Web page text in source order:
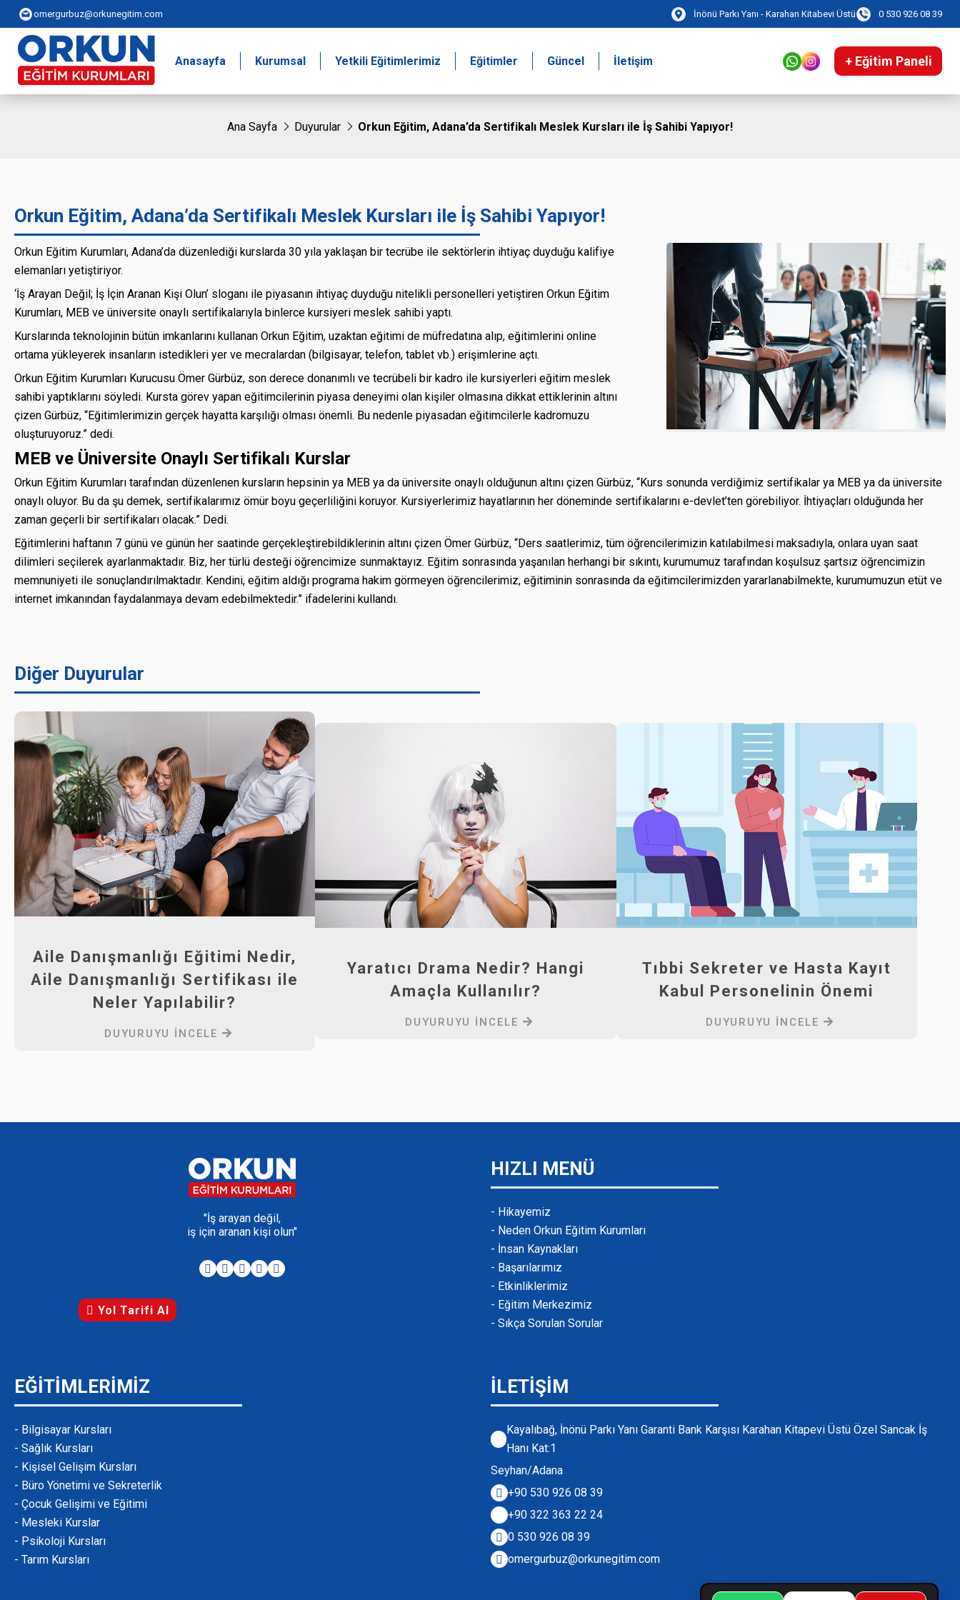
omergurbuz@orkunegitim.com İnönü Parkı Yanı - Karahan Kitabevi Üstü 0 530 926 08 39
Anasayfa Kurumsal Yetkili Eğitimlerimiz Eğitimler Güncel İletişim + Eğitim Paneli
Ana Sayfa Duyurular Orkun Eğitim, Adana’da Sertifikalı Meslek Kursları ile İş Sahibi Yapıyor!
Orkun Eğitim, Adana’da Sertifikalı Meslek Kursları ile İş Sahibi Yapıyor!
Orkun Eğitim Kurumları, Adana’da düzenlediği kurslarda 30 yıla yaklaşan bir tecrübe ile sektörlerin ihtiyaç duyduğu kalifiye
elemanları yetiştiriyor.
‘İş Arayan Değil; İş İçin Aranan Kişi Olun’ sloganı ile piyasanın ihtiyaç duyduğu nitelikli personelleri yetiştiren Orkun Eğitim
Kurumları, MEB ve üniversite onaylı sertifikalarıyla binlerce kursiyeri meslek sahibi yaptı.
Kurslarında teknolojinin bütün imkanlarını kullanan Orkun Eğitim, uzaktan eğitimi de müfredatına alıp, eğitimlerini online
ortama yükleyerek insanların istedikleri yer ve mecralardan (bilgisayar, telefon, tablet vb.) erişimlerine açtı.
Orkun Eğitim Kurumları Kurucusu Ömer Gürbüz, son derece donanımlı ve tecrübeli bir kadro ile kursiyerleri eğitim meslek
sahibi yaptıklarını söyledi. Kursta görev yapan eğitimcilerinin piyasa deneyimi olan kişiler olmasına dikkat ettiklerinin altını
çizen Gürbüz, “Eğitimlerimizin gerçek hayatta karşılığı olması önemli. Bu nedenle piyasadan eğitimcilerle kadromuzu
oluşturuyoruz.” dedi.
MEB ve Üniversite Onaylı Sertifikalı Kurslar
Orkun Eğitim Kurumları tarafından düzenlenen kursların hepsinin ya MEB ya da üniversite onaylı olduğunun altını çizen Gürbüz, “Kurs sonunda verdiğimiz sertifikalar ya MEB ya da üniversite
onaylı oluyor. Bu da şu demek, sertifikalarımız ömür boyu geçerliliğini koruyor. Kursiyerlerimiz hayatlarının her döneminde sertifikalarını e-devlet’ten görebiliyor. İhtiyaçları olduğunda her
zaman geçerli bir sertifikaları olacak.” Dedi.
Eğitimlerini haftanın 7 günü ve günün her saatinde gerçekleştirebildiklerinin altını çizen Ömer Gürbüz, “Ders saatlerimiz, tüm öğrencilerimizin katılabilmesi maksadıyla, onlara uyan saat
dilimleri seçilerek ayarlanmaktadır. Biz, her türlü desteği öğrencimize sunmaktayız. Eğitim sonrasında yaşanılan herhangi bir sıkıntı, kurumumuz tarafından koşulsuz şartsız öğrencimizin
memnuniyeti ile sonuçlandırılmaktadır. Kendini, eğitim aldığı programa hakim görmeyen öğrencilerimiz, eğitiminin sonrasında da eğitimcilerimizden yararlanabilmekte, kurumumuzun etüt ve
internet imkanından faydalanmaya devam edebilmektedir.” ifadelerini kullandı.
Diğer Duyurular
Aile Danışmanlığı Eğitimi Nedir,
Aile Danışmanlığı Sertifikası ile
Neler Yapılabilir?
DUYURUYU İNCELE
Yaratıcı Drama Nedir? Hangi
Amaçla Kullanılır?
DUYURUYU İNCELE
Tıbbi Sekreter ve Hasta Kayıt
Kabul Personelinin Önemi
DUYURUYU İNCELE
"İş arayan değil,
iş için aranan kişi olun"
Yol Tarifi Al
HIZLI MENÜ
- Hikayemiz
- Neden Orkun Eğitim Kurumları
- İnsan Kaynakları
- Başarılarımız
- Etkinliklerimiz
- Eğitim Merkezimiz
- Sıkça Sorulan Sorular
EĞİTİMLERİMİZ
- Bilgisayar Kursları
- Sağlık Kursları
- Kişisel Gelişim Kursları
- Büro Yönetimi ve Sekreterlik
- Çocuk Gelişimi ve Eğitimi
- Mesleki Kurslar
- Psikoloji Kursları
- Tarım Kursları
İLETİŞİM
Kayalıbağ, İnönü Parkı Yanı Garanti Bank Karşısı Karahan Kitapevi Üstü Özel Sancak İş
Hanı Kat:1
Seyhan/Adana
+90 530 926 08 39
+90 322 363 22 24
0 530 926 08 39
omergurbuz@orkunegitim.com